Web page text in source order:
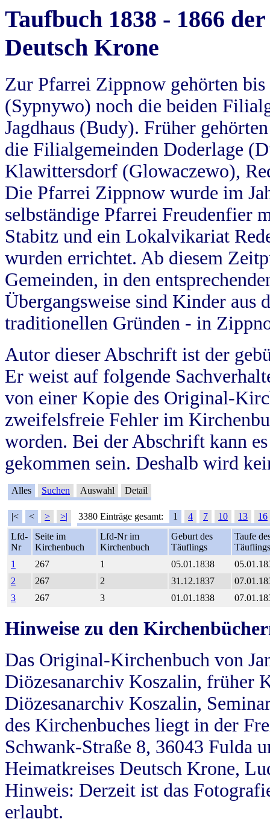
Taufbuch 1838 - 1866
Deutsch Krone
Zur Pfarrei Zippnow gehörten
(Sypnywo) noch die beiden
Jagdhaus (Budy). Früher
die Filialgemeinden Doderlage
Klawittersdorf (Glowaczewo),
Die Pfarrei Zippnow wurde im
selbständige Pfarrei Freudenfier
Stabitz und ein Lokalvikariat
wurden errichtet. Ab diesem
Gemeinden, in den
Übergangsweise sind Kinder aus
traditionellen Gründen - in
Autor dieser Abschrift ist der
Er weist auf folgende
von einer Kopie des Original-
zweifelsfreie Fehler im
worden. Bei der Abschrift kann
gekommen sein. Deshalb wird
Alles Suchen Auswahl Detail
|< < > >| 3380 Einträge gesamt: 1 4 7 10 13
16
Lfd-
Nr
Seite im
Kirchenbuch
Lfd-Nr im
Kirchenbuch
Geburt des
Täuflings
Taufe
Täuflings
1
267 1 05.01.1838
2
267 2 31.12.1837
3
267 3 01.01.1838
Hinweise zu den
Das Original-Kirchenbuch von
Diözesanarchiv Koszalin, früher
Diözesanarchiv Koszalin,
des Kirchenbuches liegt in der
Schwank-Straße 8, 36043 Fulda
Heimatkreises Deutsch Krone,
Hinweis: Derzeit ist das
erlaubt.